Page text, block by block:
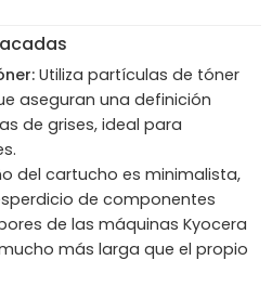
Utiliza partículas de tóner
aseguran una definición
de grises, ideal para
del cartucho es minimalista,
de componentes
de las máquinas Kyocera
más larga que el propio